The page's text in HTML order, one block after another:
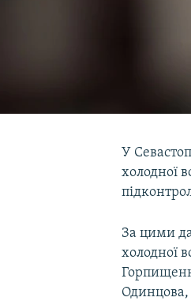
У
холодної
За цими
холодної
Одинцова,